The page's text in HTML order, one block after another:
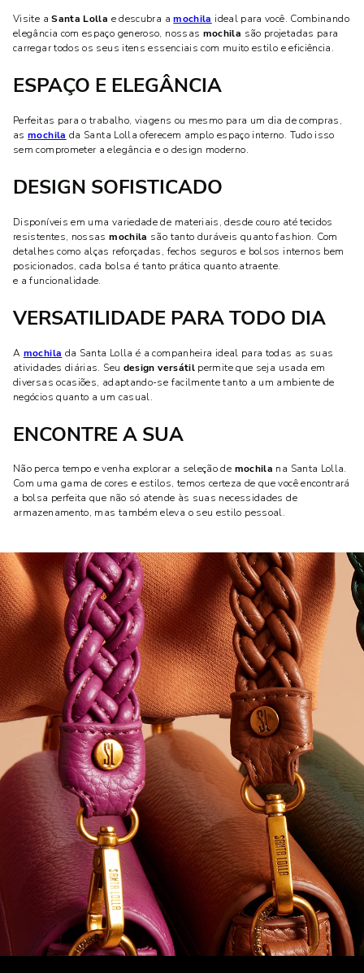
Visite aSanta Lolla e descubra amochila ideal para você. Combinando
elegância com espaço generoso, nossas mochila são projetadas para
carregar todos os seus itens essenciais com muito estilo e eficiência.
ESPAÇO E ELEGÂNCIA
Perfeitas para o trabalho, viagens ou mesmo para um dia de compras,
asmochila da Santa Lolla oferecem amplo espaço interno. Tudo isso
sem comprometer a elegância e o design moderno.
DESIGN SOFISTICADO
Disponíveis em uma variedade de materiais, desde couro até tecidos
resistentes, nossasmochila são tanto duráveis quanto fashion. Com
detalhes como alças reforçadas, fechos seguros e bolsos internos bem
posicionados, cada bolsa é tanto prática quanto atraente.
e a funcionalidade.
VERSATILIDADE PARA TODO DIA
A mochila da Santa Lolla é a companheira ideal para todas as suas
atividades diárias. Seu design versátil permite que seja usada em
diversas ocasiões, adaptando-se facilmente tanto a um ambiente de
negócios quanto a um casual.
ENCONTRE A SUA
Não perca tempo e venha explorar a seleção de mochila na Santa Lolla.
Com uma gama de cores e estilos, temos certeza de que você encontrará
a bolsa perfeita que não só atende às suas necessidades de
armazenamento, mas também eleva o seu estilo pessoal.